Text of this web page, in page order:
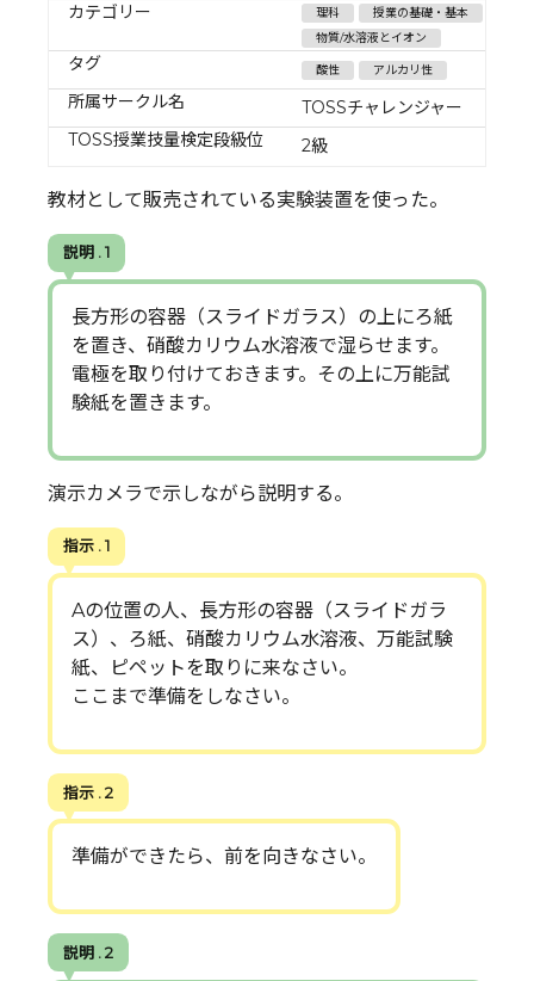
カテゴリー 理科
授業の基礎・基本
物質/水溶液とイオン
タグ 酸性 アルカリ性
所属サークル名
TOSSチャレンジャー
TOSS授業技量検定段級位
2級
教材として販売されている実験装置を使った。
説明 . 1
長方形の容器（スライドガラス）の上にろ紙
を置き、硝酸カリウム水溶液で湿らせます。
電極を取り付けておきます。その上に万能試
験紙を置きます。
演示カメラで示しながら説明する。
指示 . 1
Aの位置の人、長方形の容器（スライドガラ
ス）、ろ紙、硝酸カリウム水溶液、万能試験
紙、ピペットを取りに来なさい。
ここまで準備をしなさい。
指示 . 2
準備ができたら、前を向きなさい。
説明 . 2